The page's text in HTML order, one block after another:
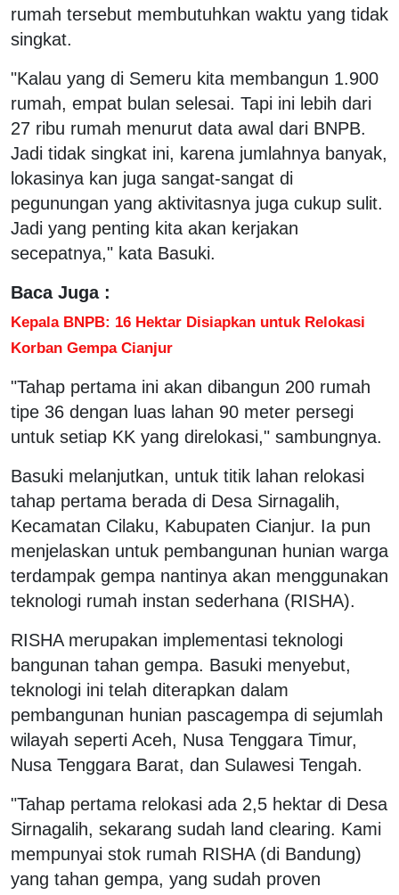
rumah tersebut membutuhkan waktu yang tidak
singkat.
"Kalau yang di Semeru kita membangun 1.900
rumah, empat bulan selesai. Tapi ini lebih dari
27 ribu rumah menurut data awal dari BNPB.
Jadi tidak singkat ini, karena jumlahnya banyak,
lokasinya kan juga sangat-sangat di
pegunungan yang aktivitasnya juga cukup sulit.
Jadi yang penting kita akan kerjakan
secepatnya," kata Basuki.
Baca Juga :
Kepala BNPB: 16 Hektar Disiapkan untuk Relokasi
Korban Gempa Cianjur
"Tahap pertama ini akan dibangun 200 rumah
tipe 36 dengan luas lahan 90 meter persegi
untuk setiap KK yang direlokasi," sambungnya.
Basuki melanjutkan, untuk titik lahan relokasi
tahap pertama berada di Desa Sirnagalih,
Kecamatan Cilaku, Kabupaten Cianjur. Ia pun
menjelaskan untuk pembangunan hunian warga
terdampak gempa nantinya akan menggunakan
teknologi rumah instan sederhana (RISHA).
RISHA merupakan implementasi teknologi
bangunan tahan gempa. Basuki menyebut,
teknologi ini telah diterapkan dalam
pembangunan hunian pascagempa di sejumlah
wilayah seperti Aceh, Nusa Tenggara Timur,
Nusa Tenggara Barat, dan Sulawesi Tengah.
"Tahap pertama relokasi ada 2,5 hektar di Desa
Sirnagalih, sekarang sudah land clearing. Kami
mempunyai stok rumah RISHA (di Bandung)
yang tahan gempa, yang sudah proven